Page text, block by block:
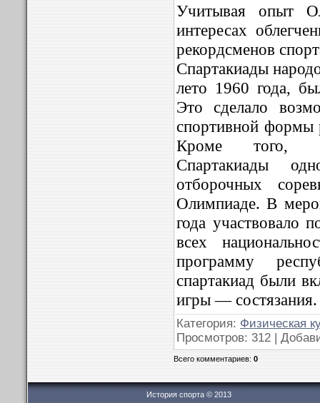
Учитывая опыт
интересах
рекордсменов
Спартакиады
лето 1960 года,
Это сделало
спортивной формы
Кроме того,
Спартакиады
отборочных
Олимпиаде. В
года участвовало
всех
программу
спартакиад были
игры — состязания.
Категория: Физическая
Просмотров: 312 |
Всего комментариев:0
История спорта © 2013